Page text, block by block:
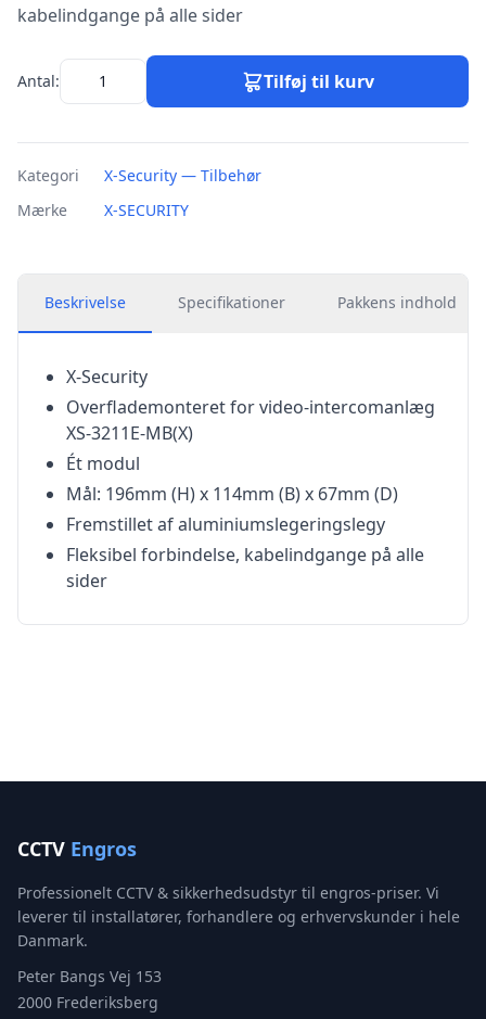
kabelindgange på alle sider
Antal: Tilføj til kurv
Kategori
X-Security — Tilbehør
Mærke
X-SECURITY
Beskrivelse Specifikationer Pakkens indhold
X-Security
Overflademonteret for video-intercomanlæg
XS-3211E-MB(X)
Ét modul
Mål: 196mm (H) x 114mm (B) x 67mm (D)
Fremstillet af aluminiumslegeringslegy
Fleksibel forbindelse, kabelindgange på alle
sider
CCTV Engros
Professionelt CCTV & sikkerhedsudstyr til engros-priser. Vi
leverer til installatører, forhandlere og erhvervskunder i hele
Danmark.
Peter Bangs Vej 153
2000 Frederiksberg